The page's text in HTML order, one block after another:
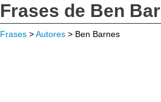
Frases de Ben
Frases >Autores > Ben Barnes